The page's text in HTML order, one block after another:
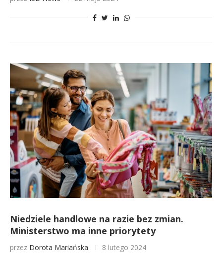
Niedziele handlowe na razie bez zmian.
Ministerstwo ma inne priorytety
przez Dorota Mariańska 8 lutego 2024